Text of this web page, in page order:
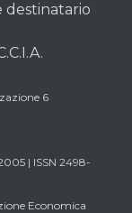
destinatario
6
| ISSN 2498-
Economica